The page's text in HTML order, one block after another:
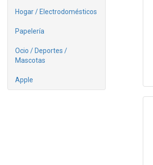
Hogar / Electrodomésticos
Papelería
Ocio / Deportes /
Mascotas
Apple